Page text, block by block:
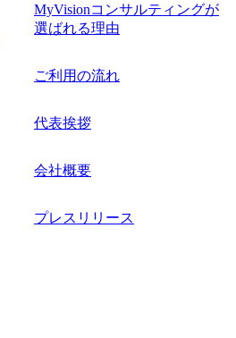
MyVisionコンサルティングが
選ばれる理由
ご利用の流れ
代表挨拶
会社概要
プレスリリース